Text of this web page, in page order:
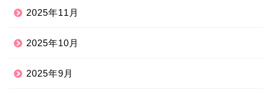
2025年11月
2025年10月
2025年9月